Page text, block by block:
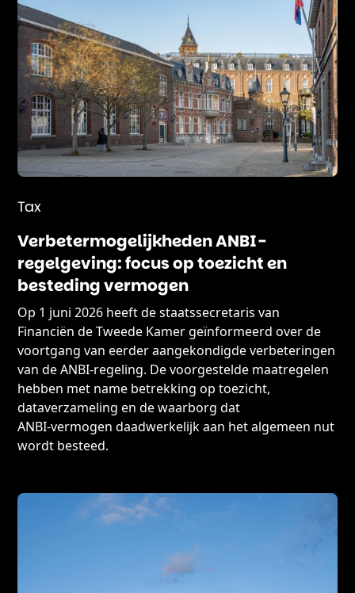
Tax
Verbetermogelijkheden ANBI-
regelgeving: focus op toezicht en
besteding vermogen
Op 1 juni 2026 heeft de staatssecretaris van
Financiën de Tweede Kamer geïnformeerd over de
voortgang van eerder aangekondigde verbeteringen
van de ANBI-regeling. De voorgestelde maatregelen
hebben met name betrekking op toezicht,
dataverzameling en de waarborg dat
ANBI‑vermogen daadwerkelijk aan het algemeen nut
wordt besteed.